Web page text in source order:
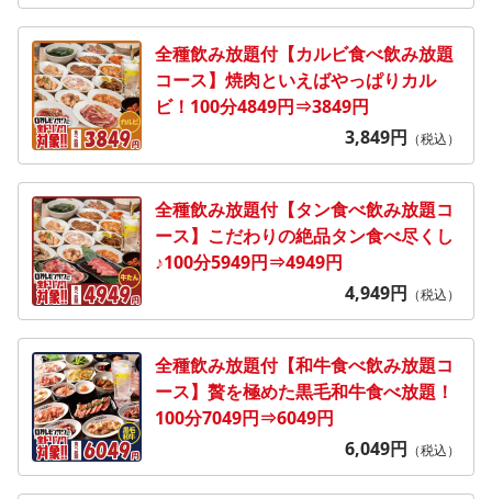
全種飲み放題付【カルビ食べ飲み放題
コース】焼肉といえばやっぱりカル
ビ！100分4849円⇒3849円
3,849円 （税込）
全種飲み放題付【タン食べ飲み放題コ
ース】こだわりの絶品タン食べ尽くし
♪100分5949円⇒4949円
4,949円 （税込）
全種飲み放題付【和牛食べ飲み放題コ
ース】贅を極めた黒毛和牛食べ放題！
100分7049円⇒6049円
6,049円 （税込）